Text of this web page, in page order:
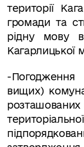
території
громади та
рідну мову в
Кагарлицької
-Погодження
вищих)
розташованих